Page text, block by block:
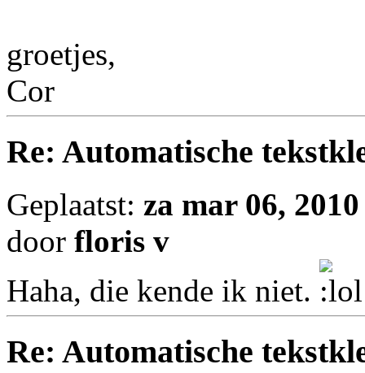
groetjes,
Cor
Re: Automatische
Geplaatst: za mar 06,
door floris v
Haha, die kende ik niet.
Re: Automatische